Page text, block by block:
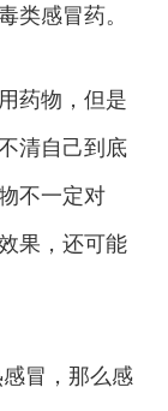
类感冒药。
药物，但是
清自己到底
不一定对
果，还可能
冒，那么感